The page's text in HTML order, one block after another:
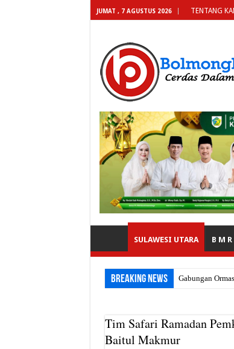
JUMAT , 7 AGUSTUS 2026 TENTANG
SULAWESI UTARA B M R
Breaking News Gabungan
Tim Safari Ramadan
Baitul Makmur